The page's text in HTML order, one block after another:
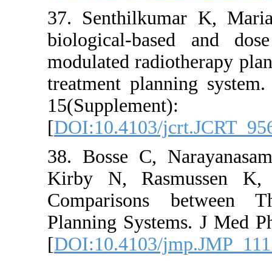
37.
modulated
treatment
[
38. Bosse
Kirby N,
Planning
[